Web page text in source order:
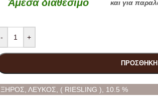
Άμεσα διαθέσιμο και για
- +
ΠΡΟΣΘΉΚΗ
ΞΗΡΟΣ, ΛΕΥΚΟΣ, ( RIESLING ), 10.5 %